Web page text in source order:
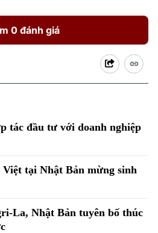
0 đánh giá
tác đầu tư với doanh nghiệp
tại Nhật Bản mừng sinh
La, Nhật Bản tuyên bố thúc